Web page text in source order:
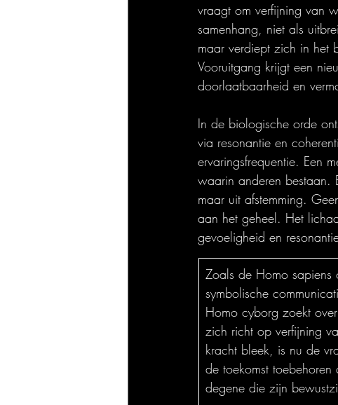
vraagt om verfijning van
samenhang, niet als
maar verdiept zich in het
Vooruitgang krijgt een
doorlaatbaarheid en
In de biologische orde
via resonantie en
ervaringsfrequentie. Een
waarin anderen bestaan.
maar uit afstemming.
aan het geheel. Het
gevoeligheid en
Zoals de Homo sapiens
symbolische
Homo cyborg zoekt
zich richt op verfijning
kracht bleek, is nu de
de toekomst
degene die zijn